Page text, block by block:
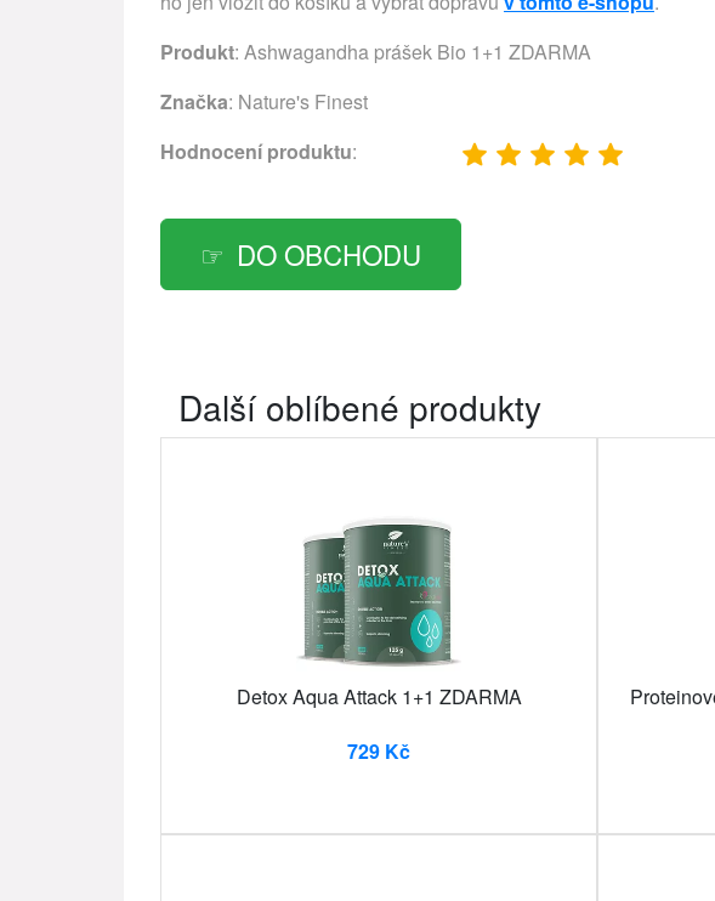
Produkt: Ashwagandha prášek Bio 1+1 ZDARMA
Značka: Nature's Finest
Hodnocení produktu:
DO OBCHODU
Další oblíbené produkty
Detox Aqua Attack 1+1 ZDARMA
729 Kč